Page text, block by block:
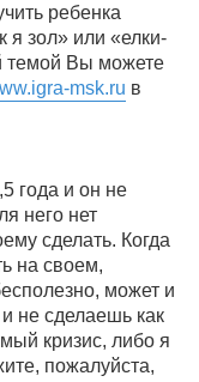
ребенка
я зол» или «елки-
темой Вы можете
msk.ru в
года и он не
него нет
сделать. Когда
на своем,
может и
не сделаешь как
кризис, либо я
пожалуйста,